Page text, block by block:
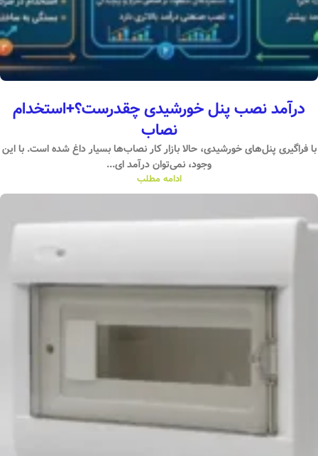
درآمد نصب پنل خورشیدی چقدرست؟+استخدام
نصاب
با فراگیری پنل‌های خورشیدی، حالا بازار کار نصاب‌ها بسیار داغ شده است. با این
وجود، نمی‌توان درآمد ای...
ادامه مطلب